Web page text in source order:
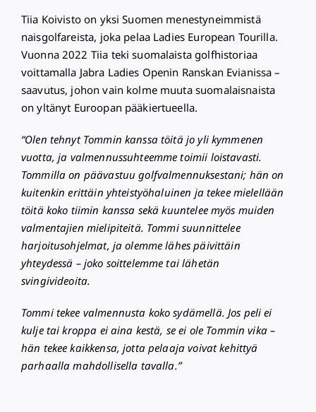
Tiia Koivistoon yksi Suomen menestyneimmistä
naisgolfareista, joka pelaa Ladies European Tourilla.
Vuonna 2022 Tiia teki suomalaista golfhistoriaa
voittamalla Jabra Ladies Openin Ranskan Evianissa –
saavutus, johon vain kolme muuta suomalaisnaista
on yltänyt Euroopan pääkiertueella.
“Olen tehnyt Tommin kanssa töitä jo yli kymmenen
vuotta, ja valmennussuhteemme toimii loistavasti.
Tommilla on päävastuu golfvalmennuksestani; hän on
kuitenkin erittäin yhteistyöhaluinen ja tekee mielellään
töitä koko tiimin kanssa sekä kuuntelee myös muiden
valmentajien mielipiteitä. Tommi suunnittelee
harjoitusohjelmat, ja olemme lähes päivittäin
yhteydessä – joko soittelemme tai lähetän
svingivideoita.
Tommi tekee valmennusta koko sydämellä. Jos peli ei
kulje tai kroppa ei aina kestä, se ei ole Tommin vika –
hän tekee kaikkensa, jotta pelaaja voivat kehittyä
parhaalla mahdollisella tavalla.”